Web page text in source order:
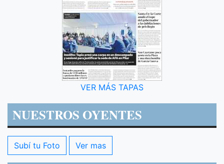
VER MÁS TAPAS
NUESTROS OYENTES
Subí tu Foto Ver mas